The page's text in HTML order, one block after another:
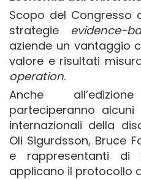
Scopo del Congresso
strategie evidence-
aziende un vantaggio
valore e risultati
operation.
Anche
parteciperanno
internazionali della
Oli Sigurdsson, Bruce
e rappresentanti di
applicano il protocollo